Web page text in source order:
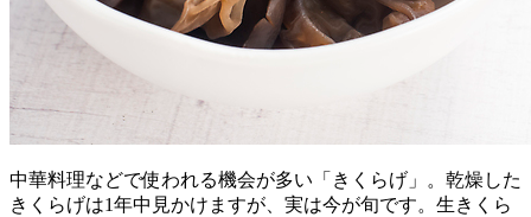
中華料理などで使われる機会が多い「きくらげ」。乾燥した
きくらげは1年中見かけますが、実は今が旬です。生きくら